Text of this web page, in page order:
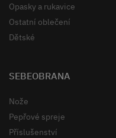
Opasky a rukavice
Ostatní oblečení
Dětské
SEBEOBRANA
Nože
Pepřové spreje
Příslušenství